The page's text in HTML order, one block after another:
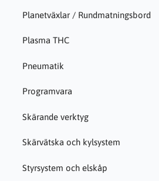
Planetväxlar / Rundmatningsbord
Plasma THC
Pneumatik
Programvara
Skärande verktyg
Skärvätska och kylsystem
Styrsystem och elskåp